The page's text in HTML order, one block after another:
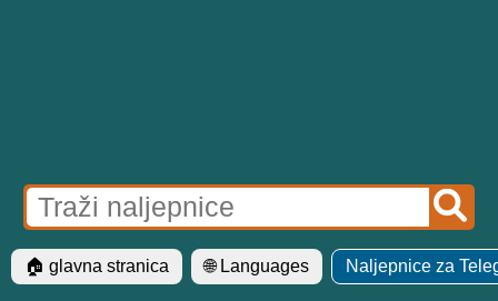
🏠 glavna stranica 🌐 Languages Naljepnice za